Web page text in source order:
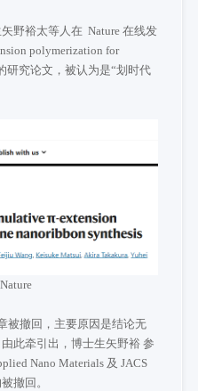
野裕太等人在 Nature 在线发
polymerization for
研究论文，被认为是“划时代
被撤回，主要原因是结论无
此牵引出，博士生矢野裕 参
Nano Materials 及 JACS
撤回。